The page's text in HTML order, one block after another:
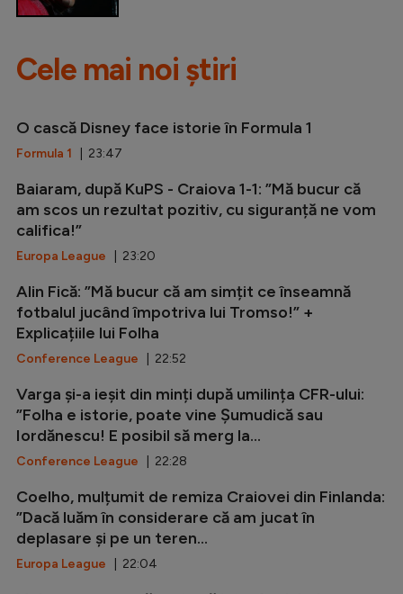
Cele mai noi știri
O cască Disney face istorie în Formula 1
Formula 1 | 23:47
Baiaram, după KuPS - Craiova 1-1: ”Mă bucur că
am scos un rezultat pozitiv, cu siguranță ne vom
califica!”
Europa League | 23:20
Alin Fică: ”Mă bucur că am simțit ce înseamnă
fotbalul jucând împotriva lui Tromso!” +
Explicațiile lui Folha
Conference League | 22:52
Varga și-a ieșit din minți după umilința CFR-ului:
”Folha e istorie, poate vine Șumudică sau
Iordănescu! E posibil să merg la...
Conference League | 22:28
Coelho, mulțumit de remiza Craiovei din Finlanda:
”Dacă luăm în considerare că am jucat în
deplasare și pe un teren...
Europa League | 22:04